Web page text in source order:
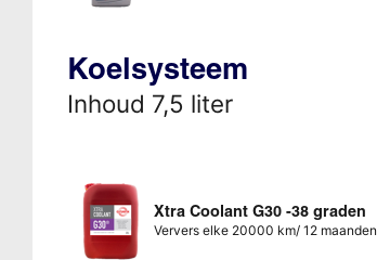
Koelsysteem
Inhoud 7,5 liter
Xtra Coolant G30 -38 graden
Ververs elke 20000 km/ 12 maanden